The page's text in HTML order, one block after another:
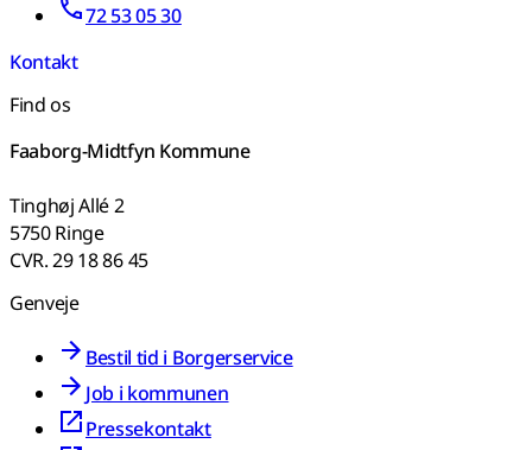
72 53 05 30
Kontakt
Find os
Faaborg-Midtfyn Kommune
Tinghøj Allé 2
5750 Ringe
CVR. 29 18 86 45
Genveje
Bestil tid i Borgerservice
Job i kommunen
Pressekontakt